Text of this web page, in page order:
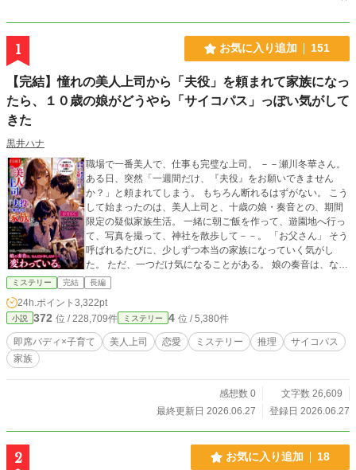
1 お気に入り追加 151
【完結】憧れの美人上司から「夫役」を頼まれて家族になっ
たら、１０歳の娘がどうやら「サイコパス」っぽい気がして
きた
黒井ハナ
職場で一番美人で、仕事も完璧な上司。 －－瀬川冬華さん。
ある日、突然「一週間だけ、『夫役』をお願いできません
か？」と頼まれてしまう。 もちろん断れるはずがない。 こう
して始まったのは、美人上司と、十歳の娘・奏音との、期間
限定の疑似家族生活。 一緒に朝ご飯を作って、遊園地へ行っ
て、写真を撮って、神社を散歩して－－。 「お父さん」 そう
呼ばれるたびに、少しずつ本当の家族になっていく気がし
た。 ただ、一つだけ気になることがある。 娘の奏音は、なん
だか少しだけ……変わっている。 そんな違和感。 十歳にして
は、理屈っぽい。 遊園地では変なことばかり口にする。 で
ミステリー 完結 長編
24h.ポイント 3,322pt
小説 372 位 / 228,709件 ミステリー 4 位 / 5,380件
即席バディ×子育て 美人上司 恋愛 ミステリー 推理
サイコパス
家族
感想数 0
文字数 26,609
最終更新日 2026.06.27
登録日 2026.06.27
2 お気に入り追加 18